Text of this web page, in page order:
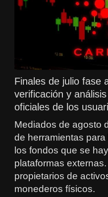
Finales de julio fase
verificación y
oficiales de los
Mediados de agosto
de herramientas
los fondos que se
plataformas
propietarios de
monederos físicos.